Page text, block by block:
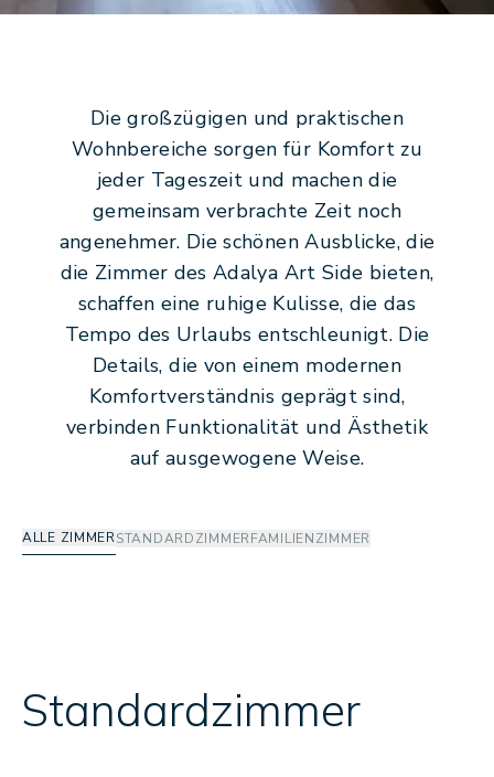
Die großzügigen und praktischen
Wohnbereiche sorgen für Komfort zu
jeder Tageszeit und machen die
gemeinsam verbrachte Zeit noch
angenehmer. Die schönen Ausblicke, die
die Zimmer des Adalya Art Side bieten,
schaffen eine ruhige Kulisse, die das
Tempo des Urlaubs entschleunigt. Die
Details, die von einem modernen
Komfortverständnis geprägt sind,
verbinden Funktionalität und Ästhetik
auf ausgewogene Weise.
ALLE ZIMMERSTANDARDZIMMERFAMILIENZIMMER
Standardzimmer